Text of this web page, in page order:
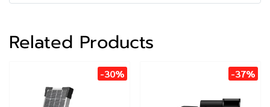
Related Products
-30% -37%